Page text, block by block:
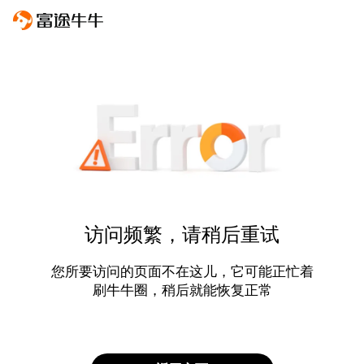
访问频繁，请稍后重试
您所要访问的页面不在这儿，它可能正忙着
刷牛牛圈，稍后就能恢复正常